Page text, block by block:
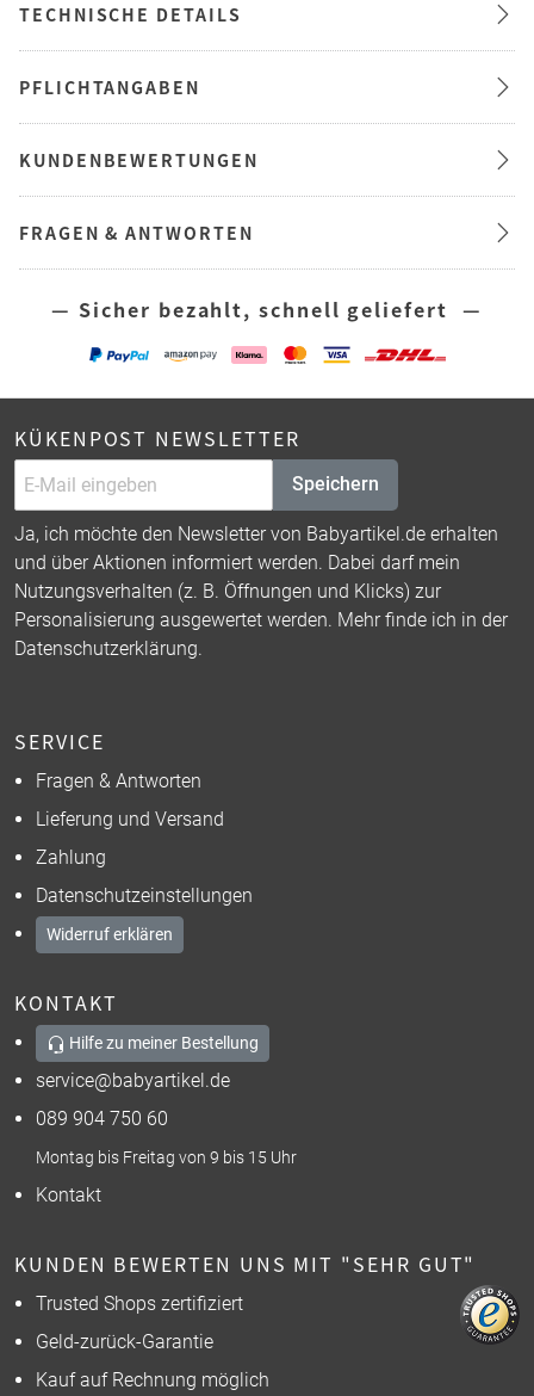
TECHNISCHE DETAILS
PFLICHTANGABEN
KUNDENBEWERTUNGEN
FRAGEN & ANTWORTEN
— Sicher bezahlt, schnell geliefert —
KÜKENPOST NEWSLETTER
Speichern
Ja, ich möchte den Newsletter von Babyartikel.de erhalten
und über Aktionen informiert werden. Dabei darf mein
Nutzungsverhalten (z. B. Öffnungen und Klicks) zur
Personalisierung ausgewertet werden. Mehr finde ich in der
Datenschutzerklärung.
SERVICE
Fragen & Antworten
Lieferung und Versand
Zahlung
Datenschutzeinstellungen
Widerruf erklären
KONTAKT
Hilfe zu meiner Bestellung
service@babyartikel.de
089 904 750 60
Montag bis Freitag von 9 bis 15 Uhr
Kontakt
KUNDEN BEWERTEN UNS MIT "SEHR GUT"
Trusted Shops zertifiziert
Geld-zurück-Garantie
Kauf auf Rechnung möglich